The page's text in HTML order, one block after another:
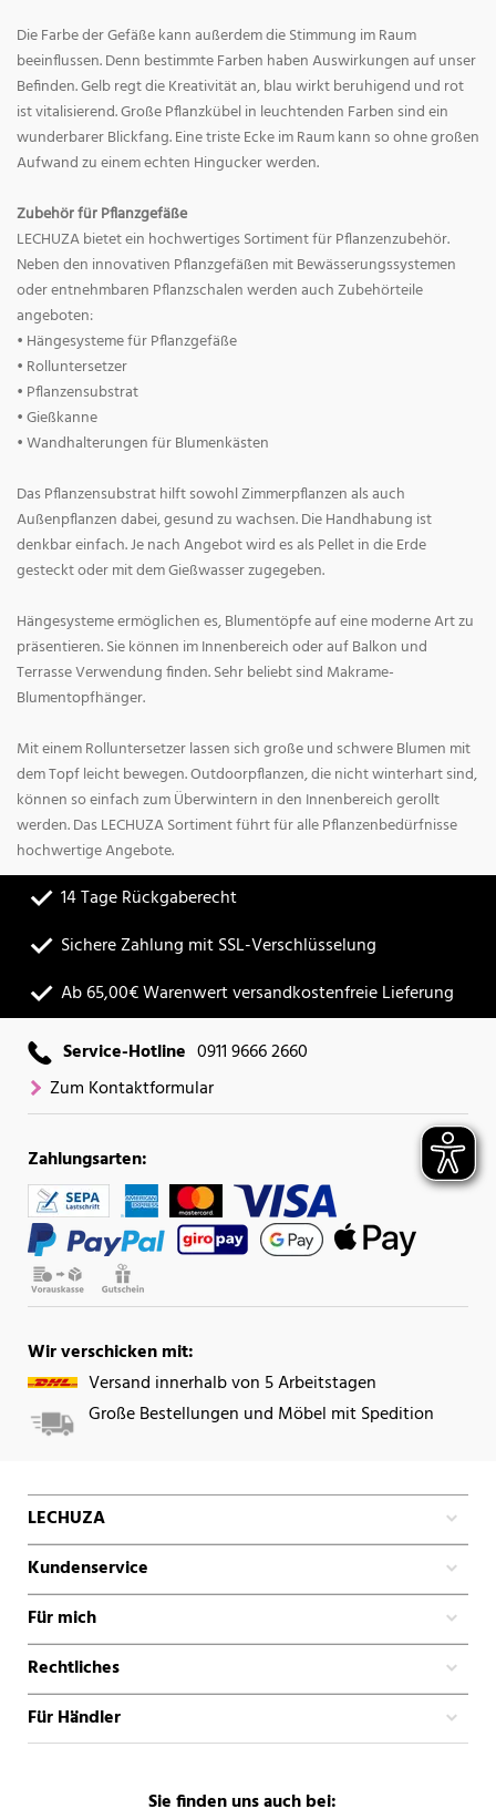
Die Farbe der Gefäße kann außerdem die Stimmung im Raum
beeinflussen. Denn bestimmte Farben haben Auswirkungen auf unser
Befinden. Gelb regt die Kreativität an, blau wirkt beruhigend und rot
ist vitalisierend. Große Pflanzkübel in leuchtenden Farben sind ein
wunderbarer Blickfang. Eine triste Ecke im Raum kann so ohne großen
Aufwand zu einem echten Hingucker werden.
Zubehör für Pflanzgefäße
LECHUZA bietet ein hochwertiges Sortiment für Pflanzenzubehör.
Neben den innovativen Pflanzgefäßen mit Bewässerungssystemen
oder entnehmbaren Pflanzschalen werden auch Zubehörteile
angeboten:
• Hängesysteme für Pflanzgefäße
• Rolluntersetzer
• Pflanzensubstrat
• Gießkanne
• Wandhalterungen für Blumenkästen
Das Pflanzensubstrat hilft sowohl Zimmerpflanzen als auch
Außenpflanzen dabei, gesund zu wachsen. Die Handhabung ist
denkbar einfach. Je nach Angebot wird es als Pellet in die Erde
gesteckt oder mit dem Gießwasser zugegeben.
Hängesysteme ermöglichen es, Blumentöpfe auf eine moderne Art zu
präsentieren. Sie können im Innenbereich oder auf Balkon und
Terrasse Verwendung finden. Sehr beliebt sind Makrame-
Blumentopfhänger.
Mit einem Rolluntersetzer lassen sich große und schwere Blumen mit
dem Topf leicht bewegen. Outdoorpflanzen, die nicht winterhart sind,
können so einfach zum Überwintern in den Innenbereich gerollt
werden. Das LECHUZA Sortiment führt für alle Pflanzenbedürfnisse
hochwertige Angebote.
14 Tage Rückgaberecht
Sichere Zahlung mit SSL-Verschlüsselung
Ab 65,00€ Warenwert versandkostenfreie Lieferung
Service-Hotline 0911 9666 2660
Zum Kontaktformular
Zahlungsarten:
Wir verschicken mit:
Versand innerhalb von 5 Arbeitstagen
Große Bestellungen und Möbel mit Spedition
LECHUZA
Kundenservice
Für mich
Rechtliches
Für Händler
Sie finden uns auch bei: